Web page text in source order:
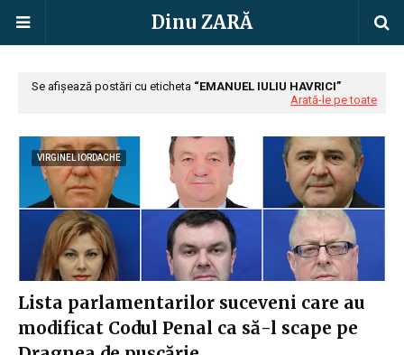
Dinu ZARĂ
Se afișează postări cu eticheta
EMANUEL IULIU HAVRICI
Arată-le pe toate
VIRGINEL IORDACHE
Lista parlamentarilor suceveni care au
modificat Codul Penal ca să-l scape pe